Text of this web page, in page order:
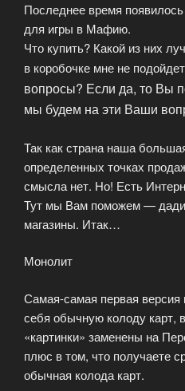
Последнее время
для игры в Мафию.
Что купить? Какой из них
в коробочке мне не
вопросы? Если да, то Вы
мы будем на эти Ваши
Так как страна наша
определенных точках
смысла нет. Но! Есть
Тут мы Вам поможем —
магазины. Итак…
Монолит
Самая-самая первая версия
себя обычную колоду карт,
«картинки» заменены на
плюс в том, что получаете
обычная колода карт.